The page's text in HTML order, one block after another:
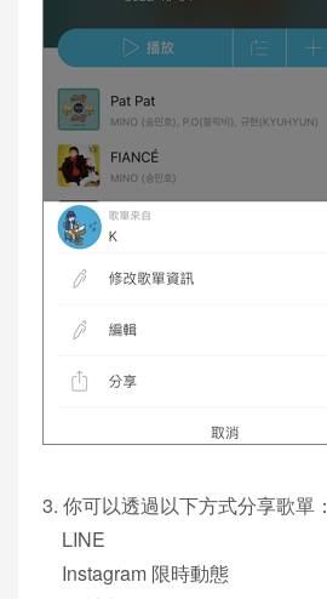
3. 你可以透過以下方式分享歌單：
LINE
Instagram 限時動態